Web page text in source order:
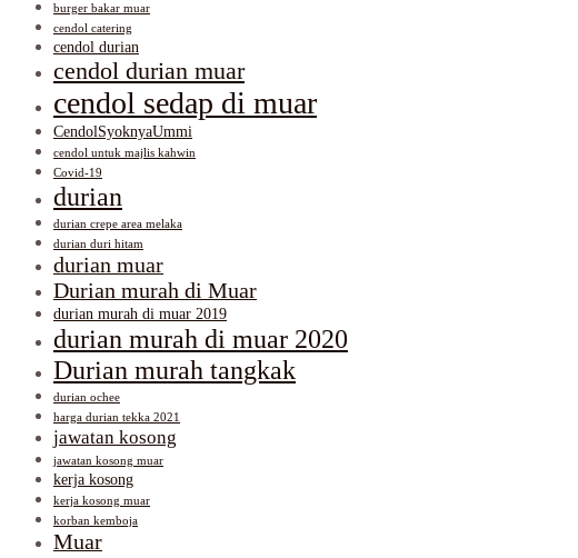
burger bakar muar
cendol catering
cendol durian
cendol durian muar
cendol sedap di muar
CendolSyoknyaUmmi
cendol untuk majlis kahwin
Covid-19
durian
durian crepe area melaka
durian duri hitam
durian muar
Durian murah di Muar
durian murah di muar 2019
durian murah di muar 2020
Durian murah tangkak
durian ochee
harga durian tekka 2021
jawatan kosong
jawatan kosong muar
kerja kosong
kerja kosong muar
korban kemboja
Muar